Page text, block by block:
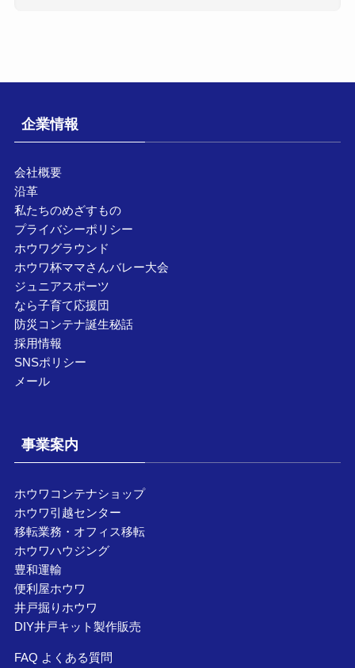
企業情報
会社概要
沿革
私たちのめざすもの
プライバシーポリシー
ホウワグラウンド
ホウワ杯ママさんバレー大会
ジュニアスポーツ
なら子育て応援団
防災コンテナ誕生秘話
採用情報
SNSポリシー
メール
事業案内
ホウワコンテナショップ
ホウワ引越センター
移転業務・オフィス移転
ホウワハウジング
豊和運輸
便利屋ホウワ
井戸掘りホウワ
DIY井戸キット製作販売
FAQ よくある質問